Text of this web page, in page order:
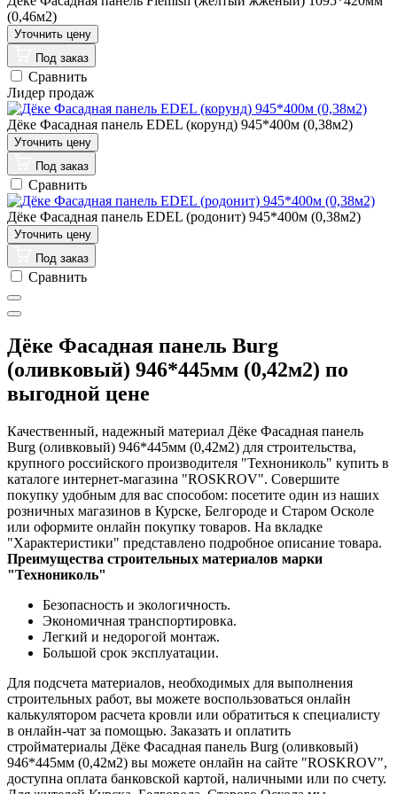
(0,46м2)
Под заказ
Сравнить
Лидер продаж
Дёке Фасадная панель EDEL (корунд) 945*400м (0,38м2)
Под заказ
Сравнить
Дёке Фасадная панель EDEL (родонит) 945*400м (0,38м2)
Под заказ
Сравнить
Дёке Фасадная панель Burg
(оливковый) 946*445мм (0,42м2) по
выгодной цене
Качественный, надежный материал Дёке Фасадная панель
Burg (оливковый) 946*445мм (0,42м2) для строительства,
крупного российского производителя "Технониколь" купить в
каталоге интернет-магазина "ROSKROV". Совершите
покупку удобным для вас способом: посетите один из наших
розничных магазинов в Курске, Белгороде и Старом Осколе
или оформите онлайн покупку товаров. На вкладке
"Характеристики" представлено подробное описание товара.
Преимущества строительных материалов марки
"Технониколь"
Безопасность и экологичность.
Экономичная транспортировка.
Легкий и недорогой монтаж.
Большой срок эксплуатации.
Для подсчета материалов, необходимых для выполнения
строительных работ, вы можете воспользоваться онлайн
калькулятором расчета кровли или обратиться к специалисту
в онлайн-чат за помощью. Заказать и оплатить
стройматериалы Дёке Фасадная панель Burg (оливковый)
946*445мм (0,42м2) вы можете онлайн на сайте "ROSKROV",
доступна оплата банковской картой, наличными или по счету.